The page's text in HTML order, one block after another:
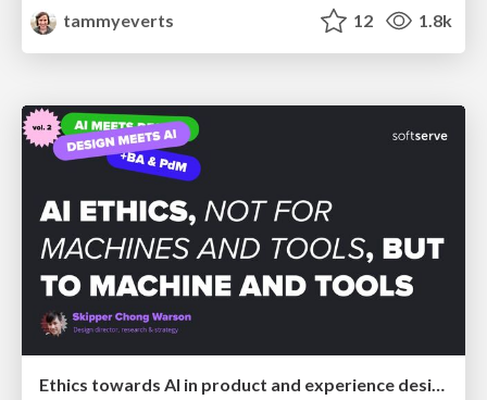
tammyeverts
12 1.8k
Ethics towards AI in product and experience design